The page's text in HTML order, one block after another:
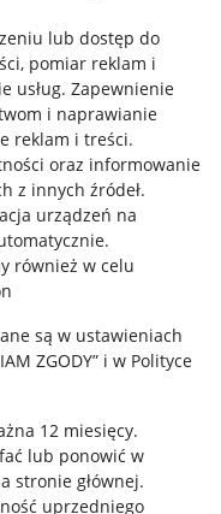
lub dostęp do
pomiar reklam i
usług. Zapewnienie
i naprawianie
reklam i treści.
oraz informowanie
z innych źródeł.
urządzeń na
.
również w celu
są w ustawieniach
ZGODY” i w Polityce
12 miesięcy.
lub ponowić w
stronie głównej.
uprzedniego